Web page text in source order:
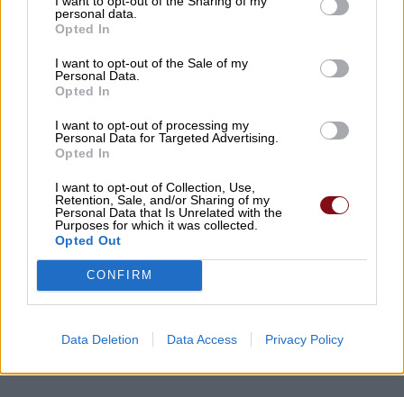
personal data.
Opted In
I want to opt-out of the Sale of my
Personal Data.
Opted In
I want to opt-out of processing my
Personal Data for Targeted Advertising.
Opted In
I want to opt-out of Collection, Use,
Retention, Sale, and/or Sharing of my
Personal Data that Is Unrelated with the
Purposes for which it was collected.
Opted Out
CONFIRM
Data Deletion Data Access Privacy Policy